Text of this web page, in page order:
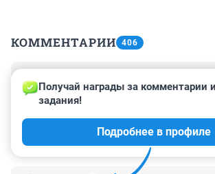
КОММЕНТАРИИ 406
17 июня 2021, 17:09
Так у автора хороший иммунитет (см.
или он на иммуносупрессорах (см.
Как бы иммуносупрессоры иммунитет-
Стоит определиться, прежде чем
Получай награды за комментарии
задания!
Подробнее в профиле